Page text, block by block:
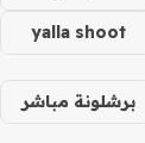
yalla shoot
برشلونة مباشر